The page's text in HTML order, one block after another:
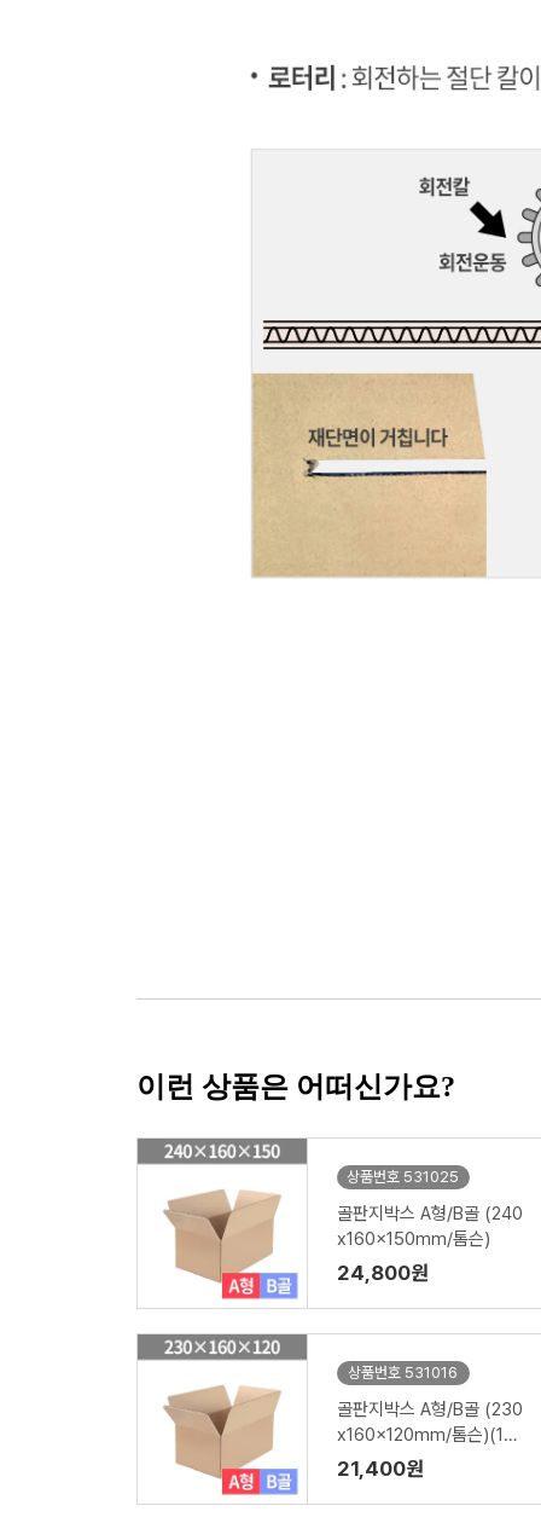
이런 상품은 어떠신가요?
상품번호 531025
골판지박스 A형/B골 (240
x160x150mm/톰슨)
24,800원
상품번호 531016
골판지박스 A형/B골 (230
x160x120mm/톰슨)(1박
스/120장)
21,400원